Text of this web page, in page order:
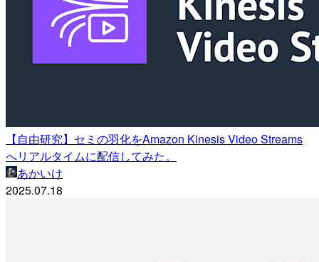
【自由研究】セミの羽化をAmazon Kinesis Video Streams
へリアルタイムに配信してみた。
あかいけ
2025.07.18